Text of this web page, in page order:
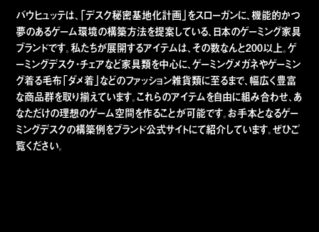
バウヒュッテは、「デスク秘密基地化計画」をスローガンに、機能的かつ
夢のあるゲーム環境の構築方法を提案している、日本のゲーミング家具
ブランドです。私たちが展開するアイテムは、その数なんと200以上。ゲ
ーミングデスク・チェアなど家具類を中心に、ゲーミングメガネやゲーミン
グ着る毛布「ダメ着」などのファッション雑貨類に至るまで、幅広く豊富
な商品群を取り揃えています。これらのアイテムを自由に組み合わせ、あ
なただけの理想のゲーム空間を作ることが可能です。お手本となるゲー
ミングデスクの構築例をブランド公式サイトにて紹介しています。ぜひご
覧ください。